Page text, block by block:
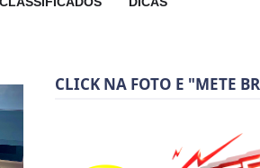
CLICK NA FOTO E "METE